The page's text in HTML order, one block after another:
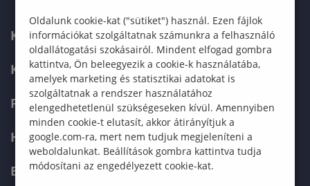
KARUNK
KÉPZÉSEK
FELVÉTELIZŐKNEK
HALLGATÓKNAK
ERASMUS+
Oldalunk cookie-kat ("sütiket") használ. Ezen fájlok
információkat szolgáltatnak számunkra a felhasználó
oldallátogatási szokásairól. Mindent elfogad gombra
kattintva, Ön beleegyezik a cookie-k használatába,
amelyek marketing és statisztikai adatokat is
szolgáltatnak a rendszer használatához
elengedhetetlenül szükségeseken kívül. Amennyiben
minden cookie-t elutasít, akkor átirányítjuk a
google.com-ra, mert nem tudjuk megjeleníteni a
weboldalunkat. Beállítások gombra kattintva tudja
módosítani az engedélyezett cookie-kat.